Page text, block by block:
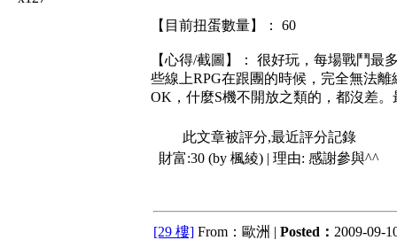
【目前扭蛋數量】： 60
【心得/截圖】： 很好玩，每場戰鬥
些線上RPG在跟團的時候，完全無法
OK，什麼S機不開放之類的，都沒差
此文章被評分,最近評分記錄
財富:30 (by 楓綾) | 理由: 感謝參與^^
[29 樓] From：歐洲 | Posted： 2009-09-